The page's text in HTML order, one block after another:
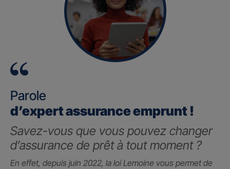
Parole
d’expert assurance emprunt !
Savez-vous que vous pouvez changer
d’assurance de prêt à tout moment ?
En effet, depuis juin 2022, la loi Lemoine vous permet de